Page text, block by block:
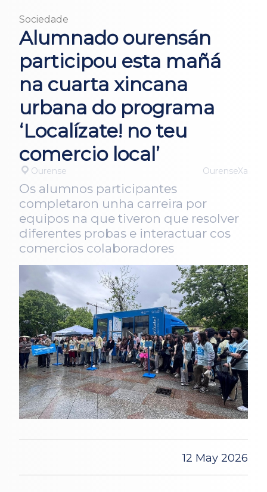
Sociedade
Alumnado ourensán
participou esta mañá
na cuarta xincana
urbana do programa
‘Localízate! no teu
comercio local’
Ourense OurenseXa
Os alumnos participantes
completaron unha carreira por
equipos na que tiveron que resolver
diferentes probas e interactuar cos
comercios colaboradores
12 May 2026